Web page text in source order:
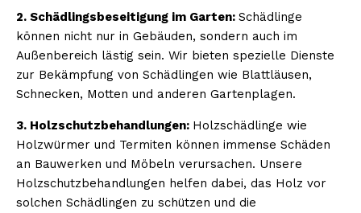
2. Schädlingsbeseitigung im Garten: Schädlinge
können nicht nur in Gebäuden, sondern auch im
Außenbereich lästig sein. Wir bieten spezielle Dienste
zur Bekämpfung von Schädlingen wie Blattläusen,
Schnecken, Motten und anderen Gartenplagen.
3. Holzschutzbehandlungen: Holzschädlinge wie
Holzwürmer und Termiten können immense Schäden
an Bauwerken und Möbeln verursachen. Unsere
Holzschutzbehandlungen helfen dabei, das Holz vor
solchen Schädlingen zu schützen und die